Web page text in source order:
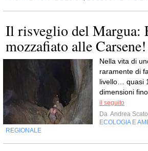
Il risveglio del Margua:
mozzafiato alle Carsene!
Nella vita di
raramente di
livello… quasi
dimensioni
il seguito
Da Andrea
ECOLOGIA E
REGIONALE